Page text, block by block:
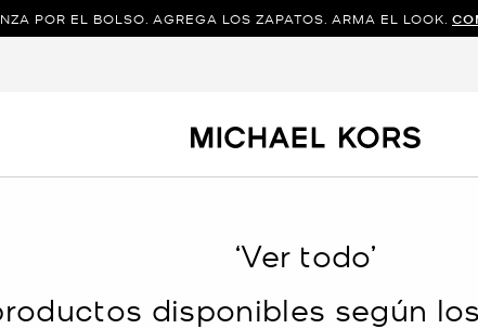
POR EL BOLSO. AGREGA LOS ZAPATOS. ARMA EL LOOK.
‘Ver todo’
disponibles según